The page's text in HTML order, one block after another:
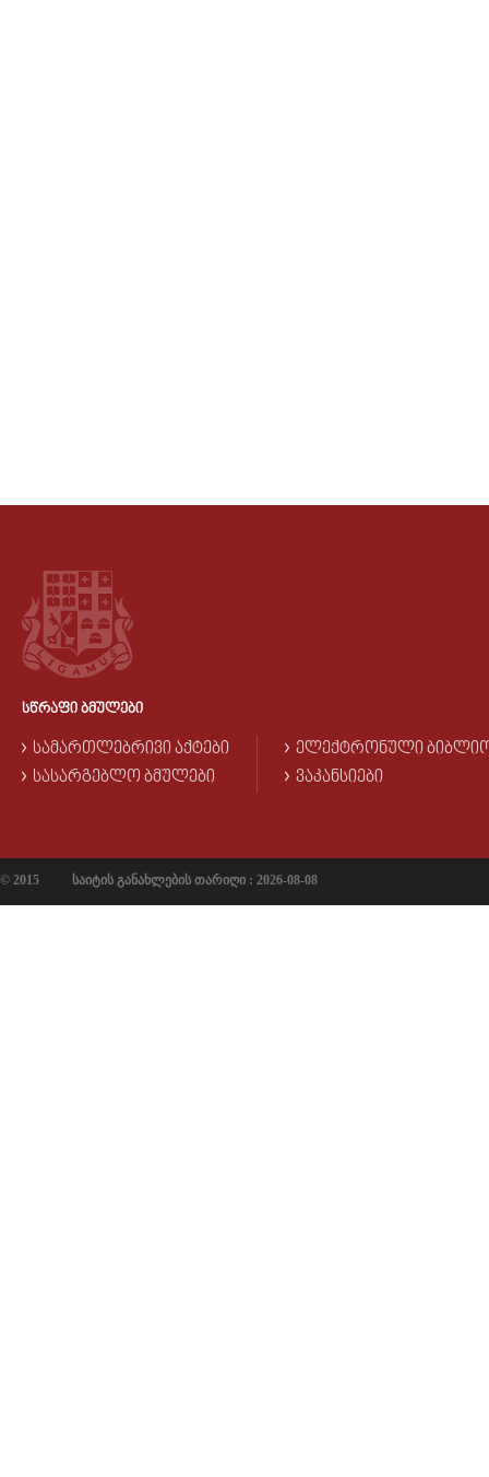
ᲡᲬᲠᲐᲤᲘ ᲑᲛᲣᲚᲔᲑᲘ
ᲡᲐᲛᲐᲠᲗᲚᲔᲑᲠᲘᲕᲘ ᲐᲥᲢᲔᲑᲘ
ᲡᲐᲡᲐᲠᲒᲔᲑᲚᲝ ᲑᲛᲣᲚᲔᲑᲘ
ᲔᲚᲔᲥᲢᲠᲝᲜᲣᲚᲘ
ᲕᲐᲙᲐᲜᲡᲘᲔᲑᲘ
© 2015 საიტის განახლების თარიღი : 2026-08-08